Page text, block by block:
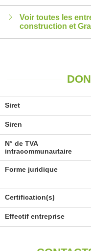
Voir toutes les
construction et
Siret
Siren
N° de TVA
intracommunautaire
Forme juridique
Certification(s)
Effectif entreprise